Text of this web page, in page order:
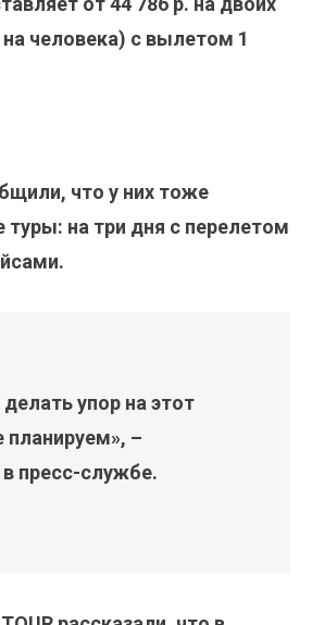
человека) с вылетом 1
что у них тоже
туры: на три дня с перелетом
упор на этот
планируем», –
пресс-службе.